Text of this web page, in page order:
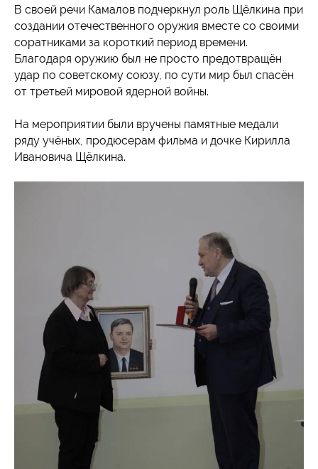
В своей речи Камалов подчеркнул роль Щёлкина при
создании отечественного оружия вместе со своими
соратниками за короткий период времени.
Благодаря оружию был не просто предотвращён
удар по советскому союзу, по сути мир был спасён
от третьей мировой ядерной войны.
На мероприятии были вручены памятные медали
ряду учёных, продюсерам фильма и дочке Кирилла
Ивановича Щёлкина.